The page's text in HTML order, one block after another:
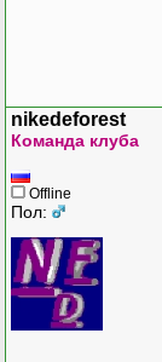
nikedeforest
Команда клуба
Offline
Пол: